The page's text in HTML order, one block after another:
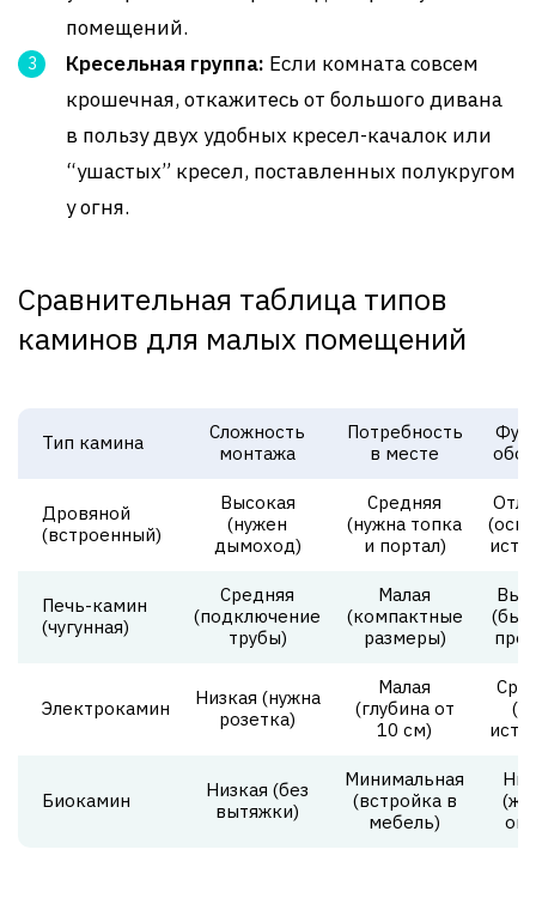
помещений.
Кресельная группа: Если комната совсем
крошечная, откажитесь от большого дивана
в пользу двух удобных кресел-качалок или
“ушастых” кресел, поставленных полукругом
у огня.
Сравнительная таблица типов
каминов для малых помещений
Тип камина
Сложность
монтажа
Потребность
в месте
Дровяной
(встроенный)
Высокая
(нужен
дымоход)
Средняя
(нужна топка
и портал)
Печь-камин
(чугунная)
Средняя
(подключение
трубы)
Малая
(компактные
размеры)
Электрокамин
Низкая (нужна
розетка)
Малая
(глубина от
10 см)
Биокамин
Низкая (без
вытяжки)
Минимальная
(встройка в
мебель)